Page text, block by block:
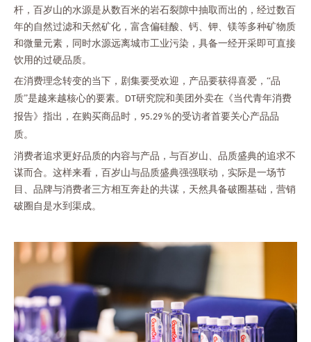
杆，百岁山的水源是从数百米的岩石裂隙中抽取而出的，经过数百
年的自然过滤和天然矿化，富含偏硅酸、钙、钾、镁等多种矿物质
和微量元素，同时水源远离城市工业污染，具备一经开采即可直接
饮用的过硬品质。
在消费理念转变的当下，剧集要受欢迎，产品要获得喜爱， “品
质”是越来越核心的要素。 DT研究院和美团外卖在《当代青年消费
报告》指出，在购买商品时， 95.29％的受访者首要关心产品品
质。
消费者追求更好品质的内容与产品，与百岁山、品质盛典的追求不
谋而合。这样来看，百岁山与品质盛典强强联动，实际是一场节
目、品牌与消费者三方相互奔赴的共谋，天然具备破圈基础，营销
破圈自是水到渠成。